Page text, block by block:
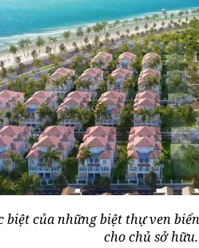
biệt của những biệt thự ven
cho chủ sở hữu.